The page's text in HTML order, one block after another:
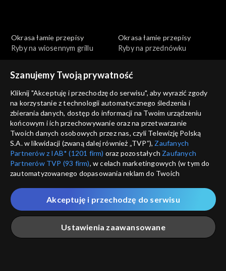
Okrasa łamie przepisy
Ryby na wiosennym grillu
Okrasa łamie przepisy
Ryby na przednówku
Okrasa łamie przepisy
Wszystko o tatarze
Okrasa łamie przepisy
Na polskim transatlantyku
Okrasa łamie przepisy
Ciasta z ognia
Okrasa łamie przepisy
Golonka inaczej
Szanujemy Twoją prywatność
Kliknij "Akceptuję i przechodzę do serwisu", aby wyrazić zgody
na korzystanie z technologii automatycznego śledzenia i
zbierania danych, dostęp do informacji na Twoim urządzeniu
końcowym i ich przechowywanie oraz na przetwarzanie
Twoich danych osobowych przez nas, czyli Telewizję Polską
S.A. w likwidacji (zwaną dalej również „TVP”), Zaufanych
Partnerów z IAB* (1201 firm) oraz pozostałych Zaufanych
Partnerów TVP (93 firm), w celach marketingowych (w tym do
zautomatyzowanego dopasowania reklam do Twoich
które wskazujemy poniżej, a także zgody na udostępnianie
przez nas identyfikatora PPID do Google.
Twoje dane osobowe zbierane podczas odwiedzania przez
Ciebie naszych
poszczególnych serwisówzwanych dalej
„Portalem”, w tym informacje zapisywane za pomocą
Ustawienia zaawansowane
Akceptuję i przechodzę do serwisu